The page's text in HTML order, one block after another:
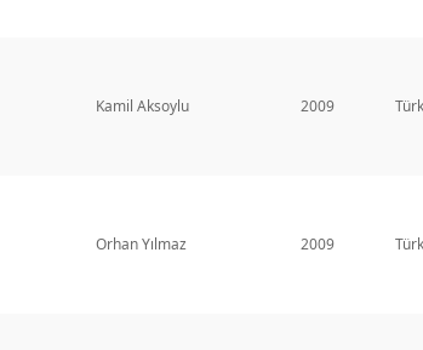
Kamil Aksoylu 2009
Orhan Yılmaz 2009